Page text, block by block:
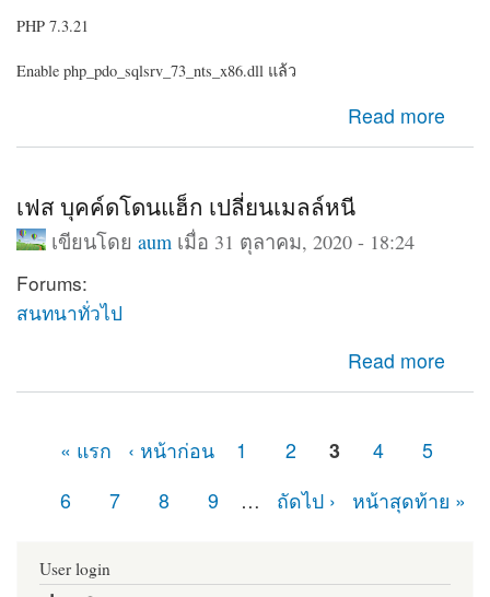
PHP 7.3.21
Enable php_pdo_sqlsrv_73_nts_x86.dll แล้ว
Read more
เฟส บุคค์ดโดนแฮ็ก เปลี่ยนเมลล์หนี
เขียนโดย aumเมื่อ 31 ตุลาคม, 2020 - 18:24
Forums:
สนทนาทั่วไป
Read more
« แรก ‹ หน้าก่อน 1 2 3 4
5
6
7 8 9 … ถัดไป › หน้าสุดท้าย »
User login